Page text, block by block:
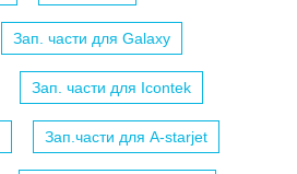
Зап. части для Galaxy
Зап. части для Icontek
Зап.части для A-starjet